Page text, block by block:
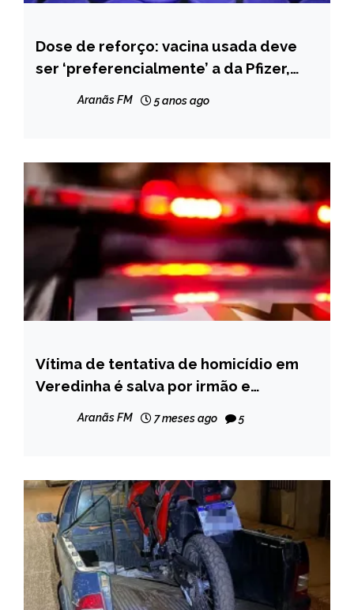
BRASIL
NOTÍCIAS
Dose de reforço: vacina usada deve
ser ‘preferencialmente’ a da Pfizer,
Aranãs FM 5 anos ago
MINAS
GERAIS
NOTÍCIAS
Vítima de tentativa de homicídio em
Veredinha é salva por irmão e
Aranãs FM 7 meses ago 5